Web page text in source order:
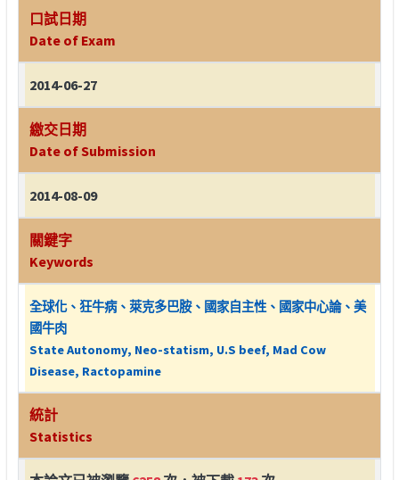
口試日期
Date of Exam
2014-06-27
繳交日期
Date of Submission
2014-08-09
關鍵字
Keywords
全球化、狂牛病、萊克多巴胺、國家自主性、國家中心論、美
國牛肉
State Autonomy, Neo-statism, U.S beef, Mad Cow
Disease, Ractopamine
統計
Statistics